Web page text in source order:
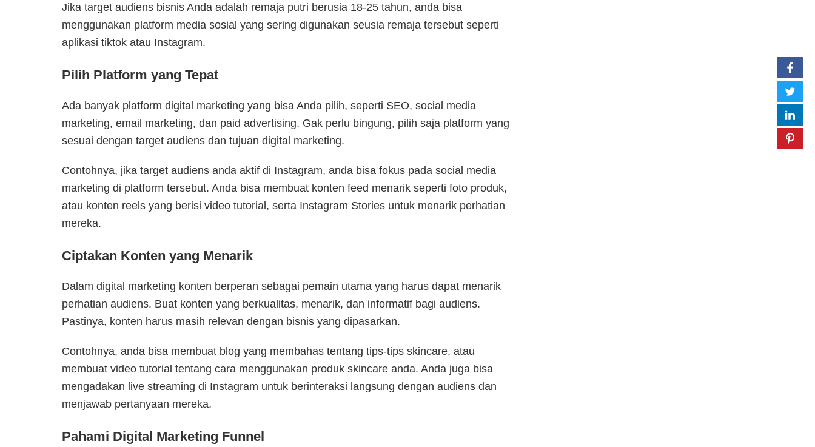
Jika target audiens bisnis Anda adalah remaja putri berusia 18-25 tahun, anda bisa
menggunakan platform media sosial yang sering digunakan seusia remaja tersebut seperti
aplikasi tiktok atau Instagram.
Pilih Platform yang Tepat
Ada banyak platform digital marketing yang bisa Anda pilih, seperti SEO, social media
marketing, email marketing, dan paid advertising. Gak perlu bingung, pilih saja platform yang
sesuai dengan target audiens dan tujuan digital marketing.
Contohnya, jika target audiens anda aktif di Instagram, anda bisa fokus pada social media
marketing di platform tersebut. Anda bisa membuat konten feed menarik seperti foto produk,
atau konten reels yang berisi video tutorial, serta Instagram Stories untuk menarik perhatian
mereka.
Ciptakan Konten yang Menarik
Dalam digital marketing konten berperan sebagai pemain utama yang harus dapat menarik
perhatian audiens. Buat konten yang berkualitas, menarik, dan informatif bagi audiens.
Pastinya, konten harus masih relevan dengan bisnis yang dipasarkan.
Contohnya, anda bisa membuat blog yang membahas tentang tips-tips skincare, atau
membuat video tutorial tentang cara menggunakan produk skincare anda. Anda juga bisa
mengadakan live streaming di Instagram untuk berinteraksi langsung dengan audiens dan
menjawab pertanyaan mereka.
Pahami Digital Marketing Funnel